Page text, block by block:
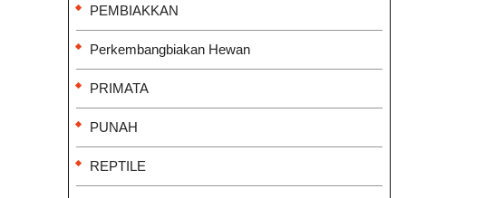
PEMBIAKKAN
Perkembangbiakan Hewan
PRIMATA
PUNAH
REPTILE